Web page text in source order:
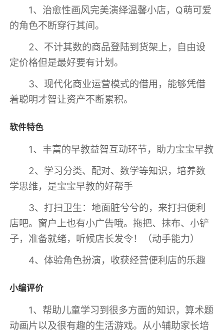
1、治愈性画风完美演绎温馨小店，Q萌可爱
的角色不断穿行其间。
2、不计其数的商品登陆到货架上，自由设
定价格但是最好要有计划。
3、现代化商业运营模式的借用，能够凭借
着聪明才智让资产不断累积。
软件特色
1、丰富的早教益智互动环节，助力宝宝早教
2、学习分类、配对、数学等知识，培养数
学思维，是宝宝早教的好帮手
3、打扫卫生：地面脏兮兮的，来打扫便利
店吧。窗户上也有小广告哦。拖把、抹布、小铲
子，准备就绪，听候店长发令！（动手能力）
4、体验角色扮演，收获经营便利店的乐趣
小编评价
1、帮助儿童学习到很多方面的知识，算术题
动画片以及很有趣的生活游戏。从小辅助家长培